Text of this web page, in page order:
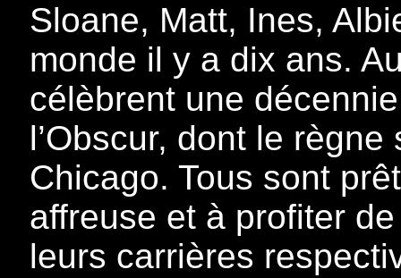
Sloane, Matt, Ines,
monde il y a dix ans.
célèbrent une
l’Obscur, dont le
Chicago. Tous sont
affreuse et à profiter
leurs carrières